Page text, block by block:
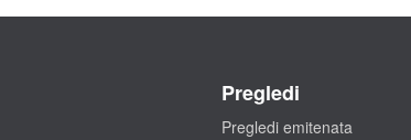
Pregledi
Pregledi emitenata